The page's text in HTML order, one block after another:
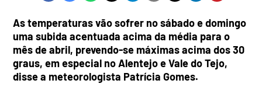
As temperaturas vão sofrer no sábado e domingo
uma subida acentuada acima da média para o
mês de abril, prevendo-se máximas acima dos 30
graus, em especial no Alentejo e Vale do Tejo,
disse a meteorologista Patrícia Gomes.